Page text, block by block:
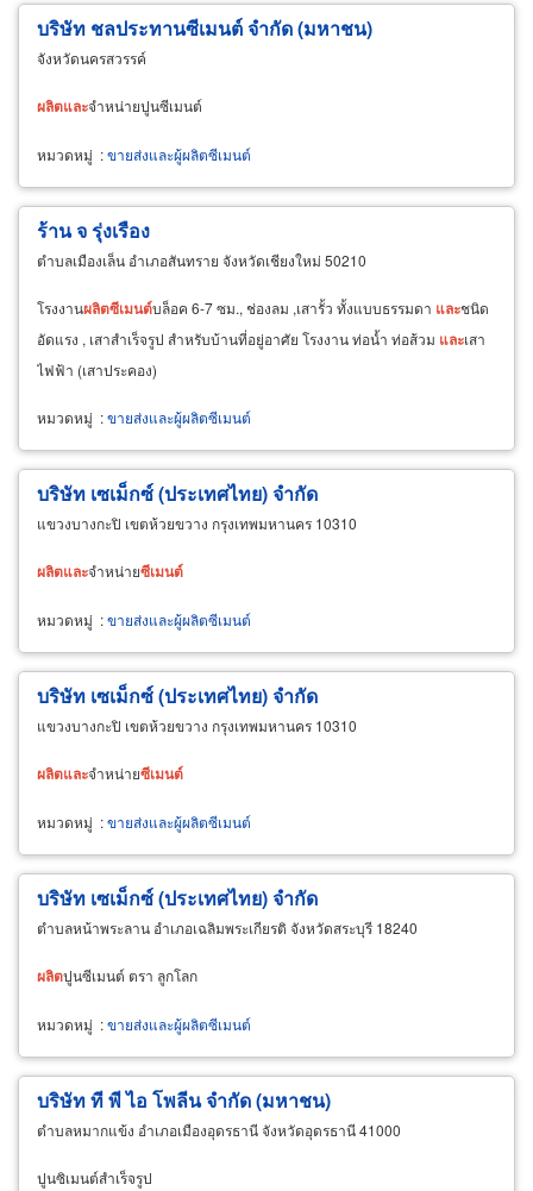
บริษัท ชลประทานซีเมนต์ จำกัด (มหาชน)
จังหวัดนครสวรรค์
ผลิตและจำหน่ายปูนซีเมนต์
หมวดหมู่ :ขายส่งและผู้ผลิตซีเมนต์
ร้าน จ รุ่งเรือง
ตำบลเมืองเล็น อำเภอสันทราย จังหวัดเชียงใหม่ 50210
โรงงานผลิตซีเมนต์บล็อค 6-7 ซม., ช่องลม ,เสารั้ว ทั้งแบบธรรมดา และชนิด
อัดแรง , เสาสำเร็จรูป สำหรับบ้านที่อยู่อาศัย โรงงาน ท่อน้ำ ท่อส้วม และเสา
ไฟฟ้า (เสาประคอง)
หมวดหมู่ :ขายส่งและผู้ผลิตซีเมนต์
บริษัท เซเม็กซ์ (ประเทศไทย) จำกัด
แขวงบางกะปิ เขตห้วยขวาง กรุงเทพมหานคร 10310
ผลิตและจำหน่ายซีเมนต์
หมวดหมู่ :ขายส่งและผู้ผลิตซีเมนต์
บริษัท เซเม็กซ์ (ประเทศไทย) จำกัด
แขวงบางกะปิ เขตห้วยขวาง กรุงเทพมหานคร 10310
ผลิตและจำหน่ายซีเมนต์
หมวดหมู่ :ขายส่งและผู้ผลิตซีเมนต์
บริษัท เซเม็กซ์ (ประเทศไทย) จำกัด
ตำบลหน้าพระลาน อำเภอเฉลิมพระเกียรติ จังหวัดสระบุรี 18240
ผลิตปูนซีเมนต์ ตรา ลูกโลก
หมวดหมู่ :ขายส่งและผู้ผลิตซีเมนต์
บริษัท ที พี ไอ โพลีน จำกัด (มหาชน)
ตำบลหมากแข้ง อำเภอเมืองอุดรธานี จังหวัดอุดรธานี 41000
ปูนซิเมนต์สำเร็จรูป